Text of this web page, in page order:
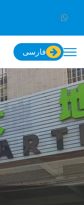
فارسی